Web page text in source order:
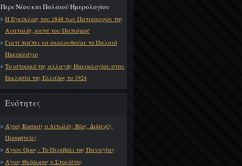
Περι Νέου και Παλαιού Ημερολογίου
Η Εγκύκλιος του 1848 των Πατριαρχών της
Ανατολής, κατά του Παπισμού
Γιατί πρέπει να ακολουθούμε το Παλαιό
Ημερολόγιο
Το ιστορικό της αλλαγής Ημερολογίου στην
Εκκλησία της Ελλάδος το 1924
Ενότητες
Άγιος Κοσμάς ο Αιτωλός: Βίος, Διδαχές,
Προφητείες
Άγιον Όρος - Το Περιβόλι της Παναγίας
Άγιος Θεόδωρος ο Στουδίτης